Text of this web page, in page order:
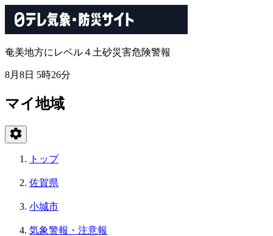
奄美地方にレベル４土砂災害危険警報
8月8日 5時26分
マイ地域
トップ
佐賀県
小城市
気象警報・注意報